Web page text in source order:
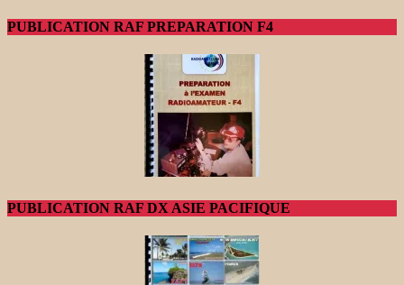
PUBLICATION RAF PREPARATION F4
PUBLICATION RAF DX ASIE PACIFIQUE